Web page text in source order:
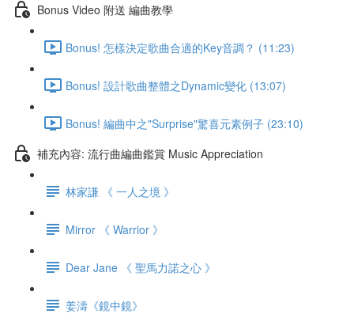
Bonus Video 附送 編曲教學
Bonus! 怎樣決定歌曲合適的Key音調？ (11:23)
Bonus! 設計歌曲整體之Dynamic變化 (13:07)
Bonus! 編曲中之"Surprise"驚喜元素例子 (23:10)
補充內容: 流行曲編曲鑑賞 Music Appreciation
林家謙 《 一人之境 》
Mirror 《 Warrior 》
Dear Jane 《 聖馬力諾之心 》
姜濤《鏡中鏡》